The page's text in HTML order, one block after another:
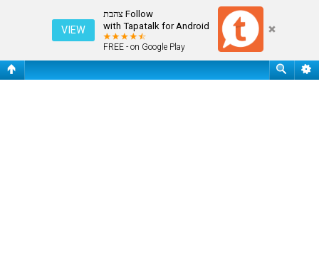
Follow צהבת
with Tapatalk for Android
FREE - on Google Play
VIEW
עמוד ראשי